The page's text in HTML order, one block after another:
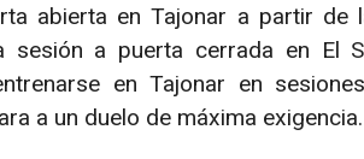
abierta en Tajonar a partir
sesión a puerta cerrada en El
en Tajonar en
a un duelo de máxima exigencia.